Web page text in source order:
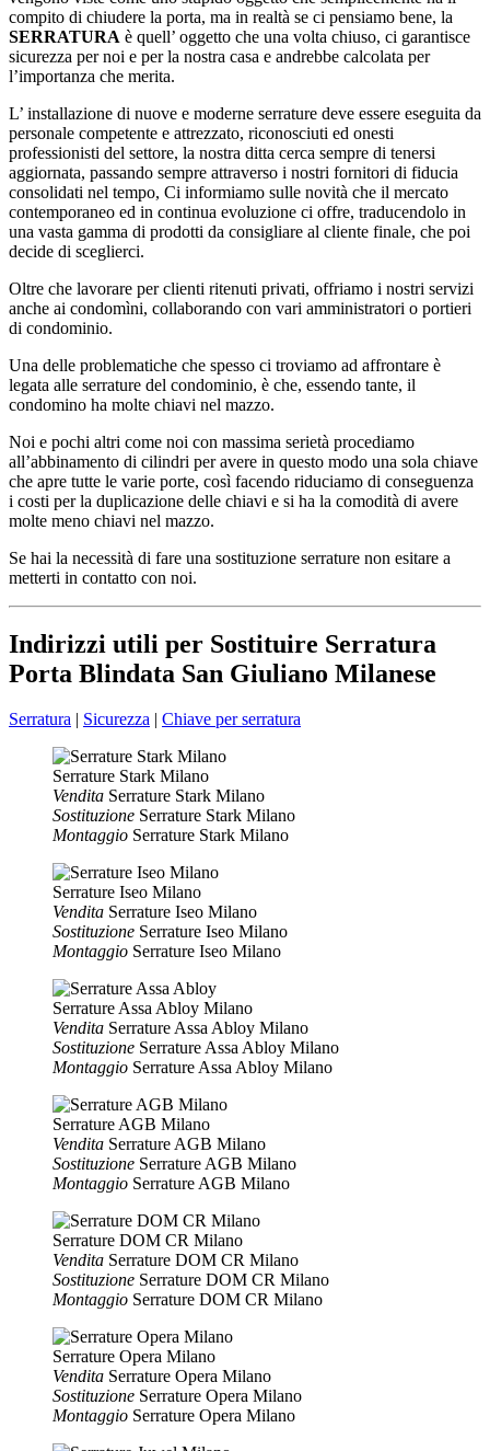
compito di chiudere la porta, ma in realtà se ci pensiamo bene, la
SERRATURA è quell’ oggetto che una volta chiuso, ci garantisce
sicurezza per noi e per la nostra casa e andrebbe calcolata per
l’importanza che merita.
L’ installazione di nuove e moderne serrature deve essere eseguita da
personale competente e attrezzato, riconosciuti ed onesti
professionisti del settore, la nostra ditta cerca sempre di tenersi
aggiornata, passando sempre attraverso i nostri fornitori di fiducia
consolidati nel tempo, Ci informiamo sulle novità che il mercato
contemporaneo ed in continua evoluzione ci offre, traducendolo in
una vasta gamma di prodotti da consigliare al cliente finale, che poi
decide di sceglierci.
Oltre che lavorare per clienti ritenuti privati, offriamo i nostri servizi
anche ai condomìni, collaborando con vari amministratori o portieri
di condominio.
Una delle problematiche che spesso ci troviamo ad affrontare è
legata alle serrature del condominio, è che, essendo tante, il
condomino ha molte chiavi nel mazzo.
Noi e pochi altri come noi con massima serietà procediamo
all’abbinamento di cilindri per avere in questo modo una sola chiave
che apre tutte le varie porte, così facendo riduciamo di conseguenza
i costi per la duplicazione delle chiavi e si ha la comodità di avere
molte meno chiavi nel mazzo.
Se hai la necessità di fare una sostituzione serrature non esitare a
metterti in contatto con noi.
Indirizzi utili per Sostituire Serratura
Porta Blindata San Giuliano Milanese
Serratura | Sicurezza | Chiave per serratura
Serrature Stark Milano
Vendita Serrature Stark Milano
Sostituzione Serrature Stark Milano
Montaggio Serrature Stark Milano
Serrature Iseo Milano
Vendita Serrature Iseo Milano
Sostituzione Serrature Iseo Milano
Montaggio Serrature Iseo Milano
Serrature Assa Abloy Milano
Vendita Serrature Assa Abloy Milano
Sostituzione Serrature Assa Abloy Milano
Montaggio Serrature Assa Abloy Milano
Serrature AGB Milano
Vendita Serrature AGB Milano
Sostituzione Serrature AGB Milano
Montaggio Serrature AGB Milano
Serrature DOM CR Milano
Vendita Serrature DOM CR Milano
Sostituzione Serrature DOM CR Milano
Montaggio Serrature DOM CR Milano
Serrature Opera Milano
Vendita Serrature Opera Milano
Sostituzione Serrature Opera Milano
Montaggio Serrature Opera Milano